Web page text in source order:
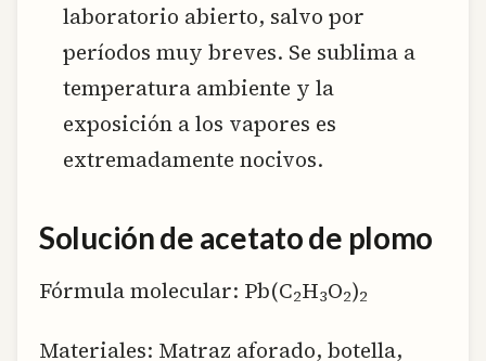
laboratorio abierto, salvo por
períodos muy breves. Se sublima a
temperatura ambiente y la
exposición a los vapores es
extremadamente nocivos.
Solución de acetato de plomo
Fórmula molecular: Pb(C2H3O2)2
Materiales: Matraz aforado, botella,